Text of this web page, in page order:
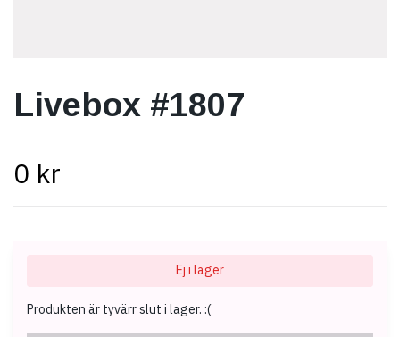
Livebox #1807
0 kr
Ej i lager
Produkten är tyvärr slut i lager. :(